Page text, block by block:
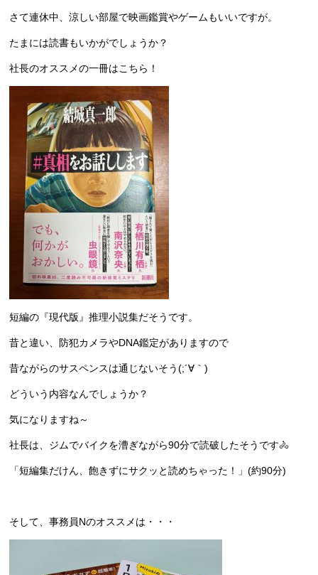
さて連休中、涼しい部屋で映画鑑賞やゲームもいいですが。
たまには読書もいかがでしょうか？
社長のオススメの一冊はこちら！
短編の『現代版』推理小説集だそうです。
昔と違い、防犯カメラやDNA鑑定がありますので
昔ながらのサスペンスは通じないそう(;´∀｀)
どういう内容なんでしょうか？
気になりますね～
社長は、ジムでバイクを漕ぎながら90分で読破したそうです🚴
「短編集だけん、飽きずにサクッと読めちゃった！」(約90分)
そして、事務員Nのオススメは・・・